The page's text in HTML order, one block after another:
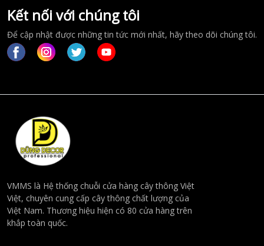
Kết nối với chúng tôi
Để cập nhật được những tin tức mới nhất, hãy theo dõi chúng tôi.
VMMS là Hệ thống chuỗi cửa hàng cây thông Việt
Việt, chuyên cung cấp cây thông chất lượng của
Việt Nam. Thương hiệu hiện có 80 cửa hàng trên
khắp toàn quốc.